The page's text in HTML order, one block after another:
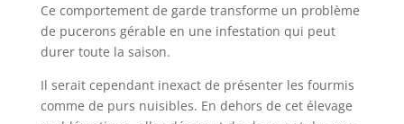
Ce comportement de garde transforme un problème
de pucerons gérable en une infestation qui peut
durer toute la saison.
Il serait cependant inexact de présenter les fourmis
comme de purs nuisibles. En dehors de cet élevage